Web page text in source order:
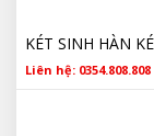
Liên hệ: 0354.808.808